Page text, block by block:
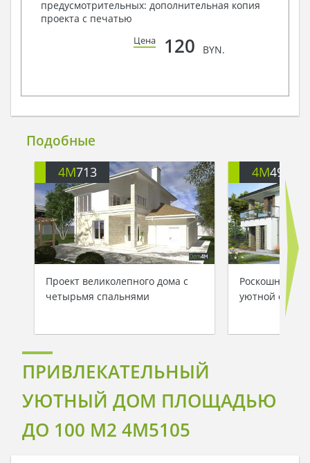
предусмотрительных: дополнительная копия
проекта с печатью
Цена 120 BYN.
Подобные
4M713
Проект великолепного дома с
четырьмя спальнями
4M499
Роскошный
уютной
ПРИВЛЕКАТЕЛЬНЫЙ
УЮТНЫЙ ДОМ ПЛОЩАДЬЮ
ДО 100 М2 4M5105